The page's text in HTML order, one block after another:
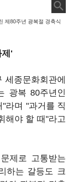
제80주년 광복절 경축식
제'
종문화회관에
광복 80주년인
라며 "과거를 직
해야 할 때"라고
제로 고통받는
하는 갈등도 크